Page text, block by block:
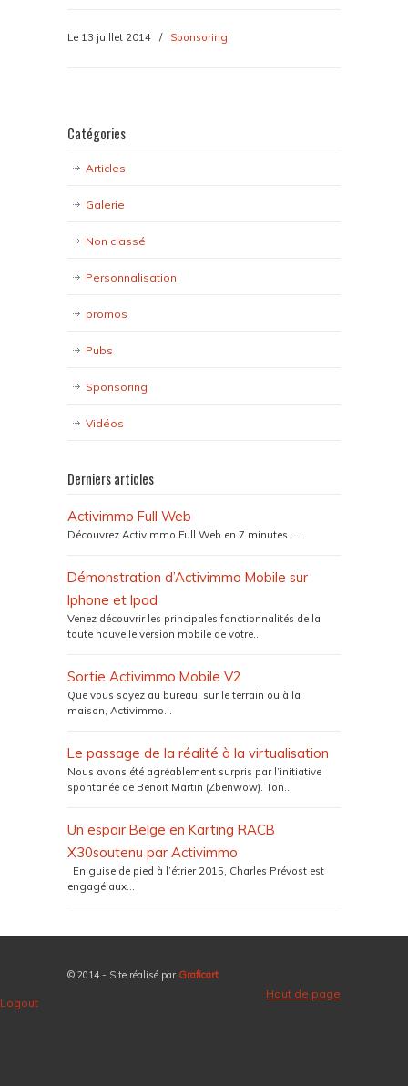
Le 13 juillet 2014 / Sponsoring
Catégories
Articles
Galerie
Non classé
Personnalisation
promos
Pubs
Sponsoring
Vidéos
Derniers articles
Activimmo Full Web
Découvrez Activimmo Full Web en 7 minutes…...
Démonstration d’Activimmo Mobile sur
Iphone et Ipad
Venez découvrir les principales fonctionnalités de la
toute nouvelle version mobile de votre...
Sortie Activimmo Mobile V2
Que vous soyez au bureau, sur le terrain ou à la
maison, Activimmo...
Le passage de la réalité à la virtualisation
Nous avons été agréablement surpris par l’initiative
spontanée de Benoit Martin (Zbenwow). Ton...
Un espoir Belge en Karting RACB
X30soutenu par Activimmo
En guise de pied à l’étrier 2015, Charles Prévost est
engagé aux...
© 2014 - Site réalisé par Graficart
Haut de page
Logout